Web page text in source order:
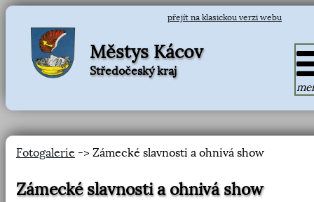
přejít na klasickou verzi webu
Městys Kácov
Středočeský kraj
Fotogalerie -> Zámecké slavnosti a ohnivá show
Zámecké slavnosti a ohnivá show